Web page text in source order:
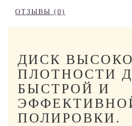
ОТЗЫВЫ (0)
ДИСК
ПЛОТНОСТИ
БЫСТРОЙ И
ПОЛИРОВКИ.